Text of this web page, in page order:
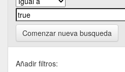
Comenzar nueva busqueda
Añadir filtros: